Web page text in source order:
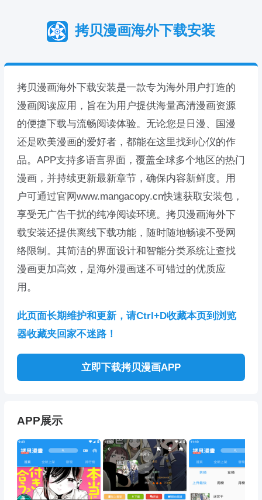
拷贝漫画海外下载安装
拷贝漫画海外下载安装是一款专为海外用户打造的
漫画阅读应用，旨在为用户提供海量高清漫画资源
的便捷下载与流畅阅读体验。无论您是日漫、国漫
还是欧美漫画的爱好者，都能在这里找到心仪的作
品。APP支持多语言界面，覆盖全球多个地区的热门
漫画，并持续更新最新章节，确保内容新鲜度。用
户可通过官网www.mangacopy.cn快速获取安装包，
享受无广告干扰的纯净阅读环境。拷贝漫画海外下
载安装还提供离线下载功能，随时随地畅读不受网
络限制。其简洁的界面设计和智能分类系统让查找
漫画更加高效，是海外漫画迷不可错过的优质应
用。
此页面长期维护和更新，请Ctrl+D收藏本页到浏览
器收藏夹回家不迷路！
立即下载拷贝漫画APP
APP展示